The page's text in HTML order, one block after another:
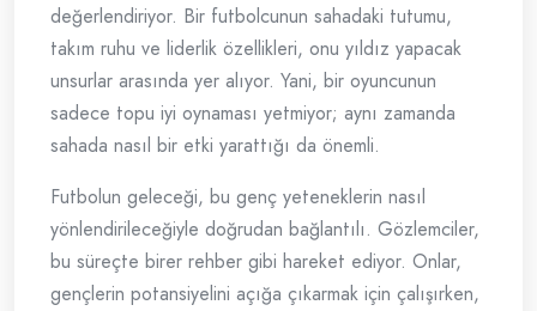
değerlendiriyor. Bir futbolcunun sahadaki tutumu,
takım ruhu ve liderlik özellikleri, onu yıldız yapacak
unsurlar arasında yer alıyor. Yani, bir oyuncunun
sadece topu iyi oynaması yetmiyor; aynı zamanda
sahada nasıl bir etki yarattığı da önemli.
Futbolun geleceği, bu genç yeteneklerin nasıl
yönlendirileceğiyle doğrudan bağlantılı. Gözlemciler,
bu süreçte birer rehber gibi hareket ediyor. Onlar,
gençlerin potansiyelini açığa çıkarmak için çalışırken,